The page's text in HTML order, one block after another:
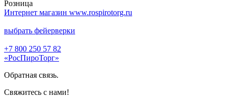
Розница
Интернет магазин www.rospirotorg.ru
выбрать фейерверки
+7 800 250 57 82
«РосПироТорг»
Обратная связь.
Свяжитесь с нами!